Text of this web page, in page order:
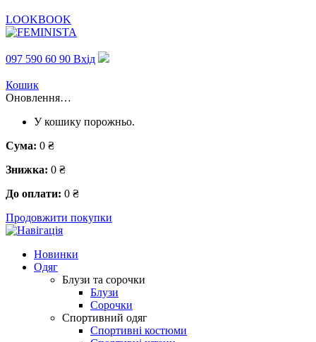
LOOKBOOK
097 590 60 90 Вхід
Кошик
Оновлення…
У кошику порожньо.
Сума: 0 ₴
Знижка: 0 ₴
До оплати: 0 ₴
Продовжити покупки
Новинки
Одяг
Блузи та сорочки
Блузи
Сорочки
Спортивний одяг
Спортивні костюми